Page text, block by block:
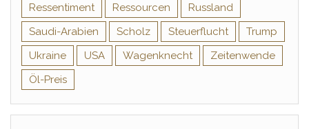
Ressentiment
Ressourcen
Russland
Saudi-Arabien
Scholz Steuerflucht
Trump
Ukraine
USA Wagenknecht
Zeitenwende
Öl-Preis